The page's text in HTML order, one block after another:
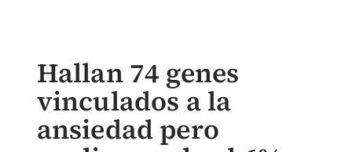
Hallan 74 genes
vinculados a la
ansiedad pero